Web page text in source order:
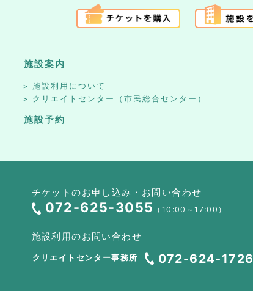
施設案内
施設利用について
クリエイトセンター（市民総合センター）
施設予約
チケットのお申し込み・お問い合わせ
072-625-3055 （10:00～17:00）
施設利用のお問い合わせ
クリエイトセンター事務所 072-624-1726